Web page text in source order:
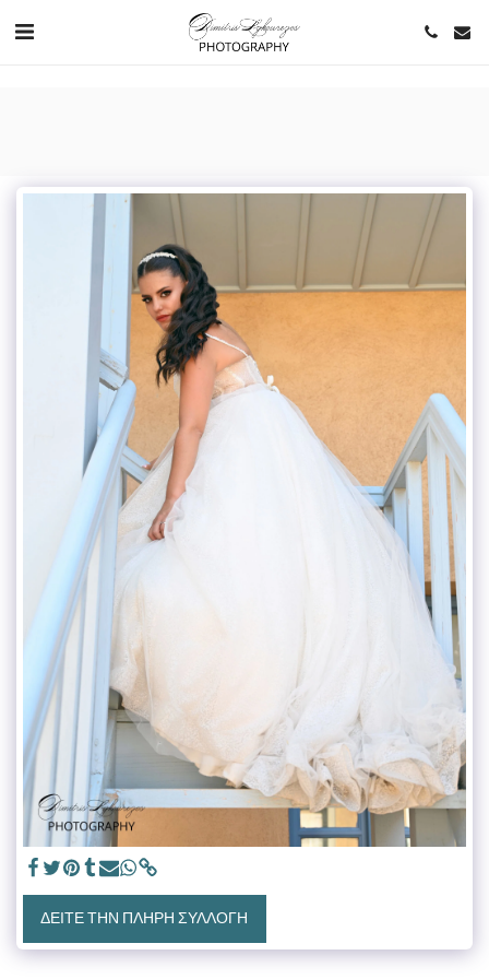
https://www.youtube.com/channel/UCNlqkSfR-Bi1SAAf6cDlUaQ
ΔΕΊΤΕ ΤΗΝ ΠΛΉΡΗ ΣΥΛΛΟΓΉ